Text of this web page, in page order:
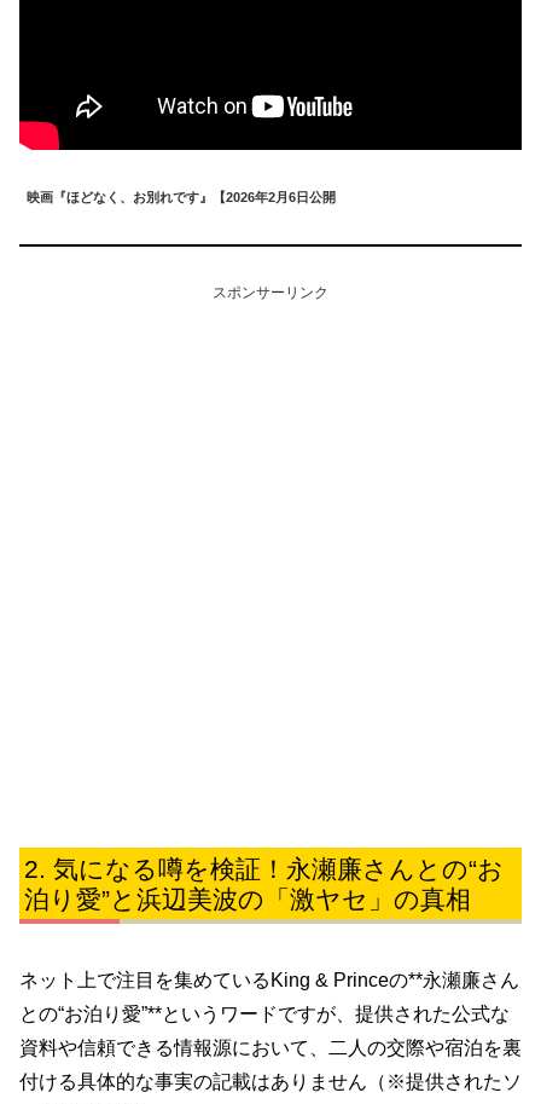
映画『ほどなく、お別れです』【2026年2月6日公開
スポンサーリンク
気になる噂を検証！永瀬廉さんとの“お
泊り愛”と浜辺美波の「激ヤセ」の真相
ネット上で注目を集めているKing & Princeの**永瀬廉さん
との“お泊り愛”**というワードですが、提供された公式な
資料や信頼できる情報源において、二人の交際や宿泊を裏
付ける具体的な事実の記載はありません（※提供されたソ